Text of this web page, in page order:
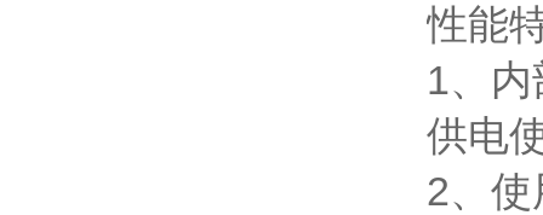
性能
1、
供电
2、